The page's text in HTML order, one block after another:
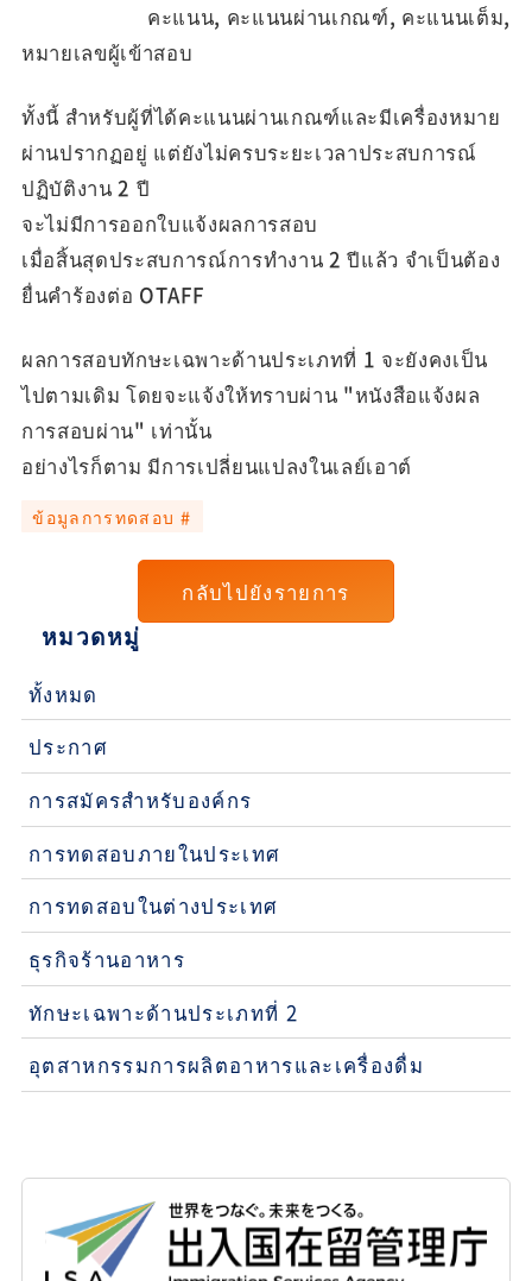
คะแนน, คะแนนผ่านเกณฑ์, คะแนนเต็ม,
หมายเลขผู้เข้าสอบ
ทั้งนี้ สำหรับผู้ที่ได้คะแนนผ่านเกณฑ์และมีเครื่องหมาย
ผ่านปรากฏอยู่ แต่ยังไม่ครบระยะเวลาประสบการณ์
ปฏิบัติงาน 2 ปี
จะไม่มีการออกใบแจ้งผลการสอบ
เมื่อสิ้นสุดประสบการณ์การทำงาน 2 ปีแล้ว จำเป็นต้อง
ยื่นคำร้องต่อ OTAFF
ผลการสอบทักษะเฉพาะด้านประเภทที่ 1 จะยังคงเป็น
ไปตามเดิม โดยจะแจ้งให้ทราบผ่าน "หนังสือแจ้งผล
การสอบผ่าน" เท่านั้น
อย่างไรก็ตาม มีการเปลี่ยนแปลงในเลย์เอาต์
ข้อมูลการทดสอบ #
กลับไปยังรายการ
หมวดหมู่
ทั้งหมด
ประกาศ
การสมัครสำหรับองค์กร
การทดสอบภายในประเทศ
การทดสอบในต่างประเทศ
ธุรกิจร้านอาหาร
ทักษะเฉพาะด้านประเภทที่ 2
อุตสาหกรรมการผลิตอาหารและเครื่องดื่ม